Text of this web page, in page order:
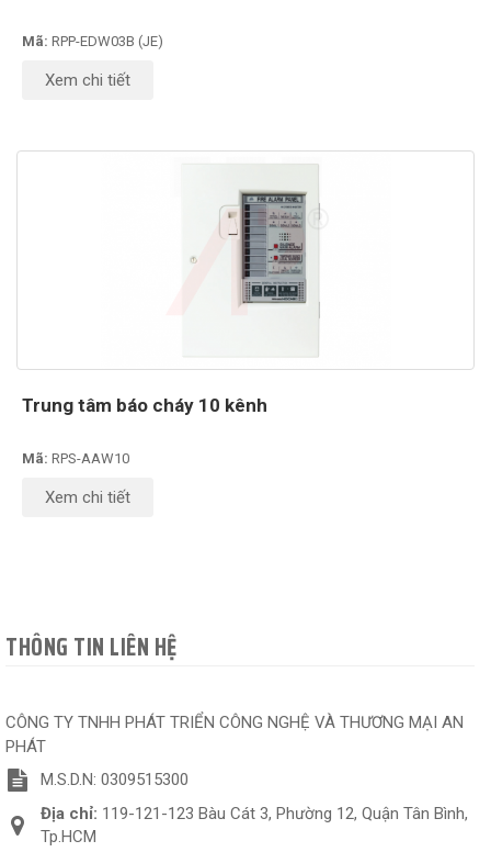
Mã: RPP-EDW03B (JE)
Xem chi tiết
Trung tâm báo cháy 10 kênh
Mã: RPS-AAW10
Xem chi tiết
THÔNG TIN LIÊN HỆ
CÔNG TY TNHH PHÁT TRIỂN CÔNG NGHỆ VÀ THƯƠNG MẠI AN
PHÁT
M.S.D.N: 0309515300
Địa chỉ: 119-121-123 Bàu Cát 3, Phường 12, Quận Tân Bình,
Tp.HCM